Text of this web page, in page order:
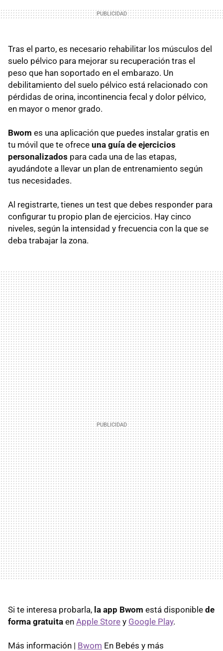
Tras el parto, es necesario rehabilitar los músculos del
suelo pélvico para mejorar su recuperación tras el
peso que han soportado en el embarazo. Un
debilitamiento del suelo pélvico está relacionado con
pérdidas de orina, incontinencia fecal y dolor pélvico,
en mayor o menor grado.
Bwom es una aplicación que puedes instalar gratis en
tu móvil que te ofrece una guía de ejercicios
personalizados para cada una de las etapas,
ayudándote a llevar un plan de entrenamiento según
tus necesidades.
Al registrarte, tienes un test que debes responder para
configurar tu propio plan de ejercicios. Hay cinco
niveles, según la intensidad y frecuencia con la que se
deba trabajar la zona.
Si te interesa probarla, la app Bwom está disponible de
forma gratuita en Apple Store y Google Play.
Más información | Bwom En Bebés y más